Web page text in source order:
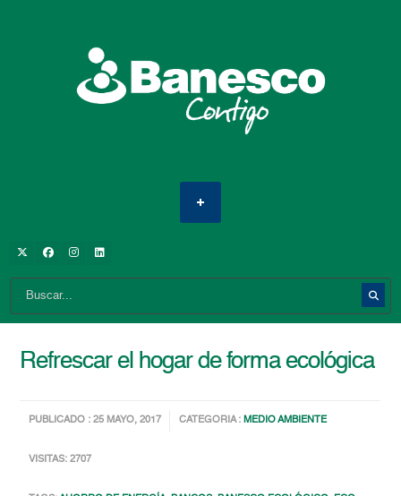
Refrescar el hogar de forma ecológica
PUBLICADO : 25 MAYO, 2017 CATEGORIA :MEDIO AMBIENTE
VISITAS: 2707